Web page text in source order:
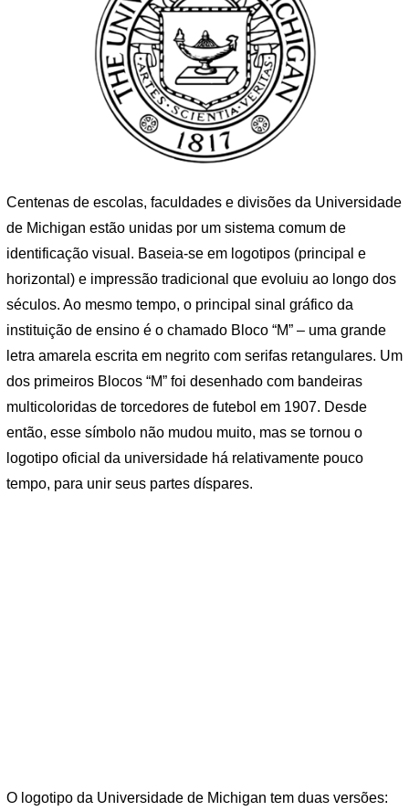
Centenas de escolas, faculdades e divisões da Universidade
de Michigan estão unidas por um sistema comum de
identificação visual. Baseia-se em logotipos (principal e
horizontal) e impressão tradicional que evoluiu ao longo dos
séculos. Ao mesmo tempo, o principal sinal gráfico da
instituição de ensino é o chamado Bloco “M” – uma grande
letra amarela escrita em negrito com serifas retangulares. Um
dos primeiros Blocos “M” foi desenhado com bandeiras
multicoloridas de torcedores de futebol em 1907. Desde
então, esse símbolo não mudou muito, mas se tornou o
logotipo oficial da universidade há relativamente pouco
tempo, para unir seus partes díspares.
O logotipo da Universidade de Michigan tem duas versões: